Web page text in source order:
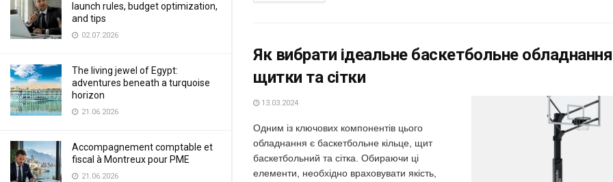
launch rules, budget optimization,
and tips
02.07.2026
The living jewel of Egypt:
adventures beneath a turquoise
horizon
21.06.2026
Accompagnement comptable et
fiscal à Montreux pour PME
21.06.2026
Як вибрати ідеальне баскетбольне
щитки та сітки
13.03.2024
Одним із ключових компонентів цього
обладнання є баскетбольне кільце, щит
баскетбольний та сітка. Обираючи ці
елементи, необхідно враховувати якість,